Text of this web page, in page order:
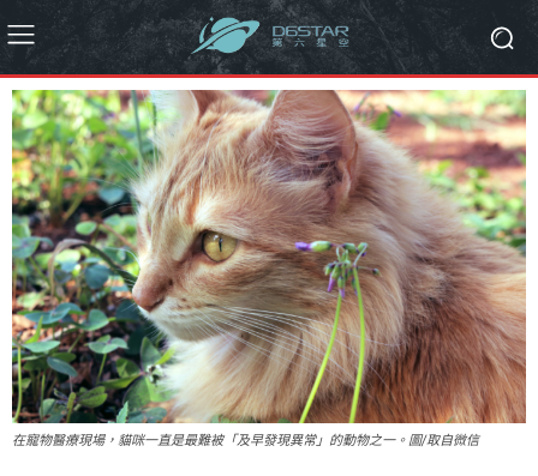
在寵物醫療現場，貓咪一直是最難被「及早發現異常」的動物之一。圖/取自微信